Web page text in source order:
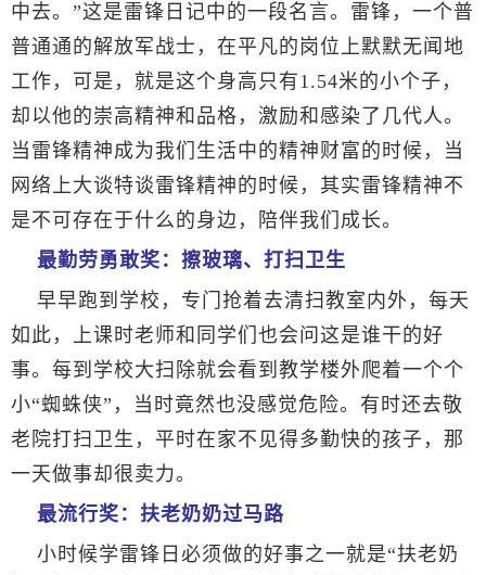
中去。”这是雷锋日记中的一段名言。雷锋，一个普
普通通的解放军战士，在平凡的岗位上默默无闻地
工作，可是，就是这个身高只有1.54米的小个子，
却以他的崇高精神和品格，激励和感染了几代人。
当雷锋精神成为我们生活中的精神财富的时候，当
网络上大谈特谈雷锋精神的时候，其实雷锋精神不
是不可存在于什么的身边，陪伴我们成长。
最勤劳勇敢奖：擦玻璃、打扫卫生
早早跑到学校，专门抢着去清扫教室内外，每天
如此，上课时老师和同学们也会问这是谁干的好
事。每到学校大扫除就会看到教学楼外爬着一个个
小“蜘蛛侠”，当时竟然也没感觉危险。有时还去敬
老院打扫卫生，平时在家不见得多勤快的孩子，那
一天做事却很卖力。
最流行奖：扶老奶奶过马路
小时候学雷锋日必须做的好事之一就是“扶老奶